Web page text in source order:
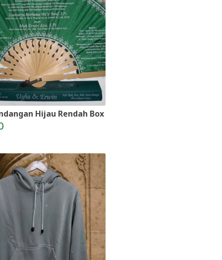
Hijau Rendah Box